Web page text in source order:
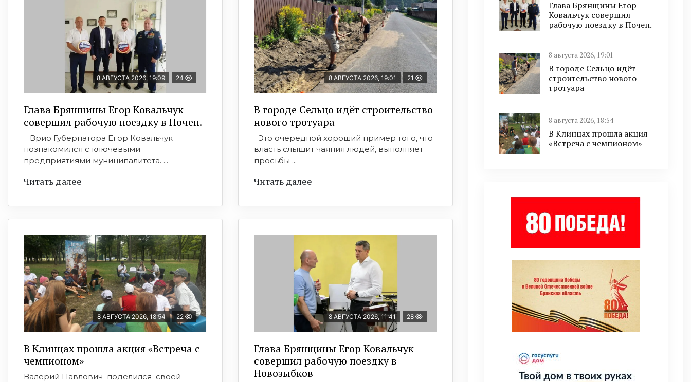
8 АВГУСТА 2026, 19:09 24
Глава Брянщины Егор Ковальчук
совершил рабочую поездку в Почеп.
Врио Губернатора Егор Ковальчук
познакомился с ключевыми
предприятиями муниципалитета. ...
Читать далее
8 АВГУСТА 2026, 19:01 21
В городе Сельцо идёт строительство
нового тротуара
Это очередной хороший пример того, что
власть слышит чаяния людей, выполняет
просьбы ...
Читать далее
8 АВГУСТА 2026, 18:54 22
В Клинцах прошла акция «Встреча с
чемпионом»
Валерий Павлович поделился своей
8 АВГУСТА 2026, 11:41 28
Глава Брянщины Егор Ковальчук
совершил рабочую поездку в
Новозыбков
Глава Брянщины Егор
Ковальчук совершил
рабочую поездку в Почеп.
8 августа 2026, 19:01
В городе Сельцо идёт
строительство нового
тротуара
8 августа 2026, 18:54
В Клинцах прошла акция
«Встреча с чемпионом»